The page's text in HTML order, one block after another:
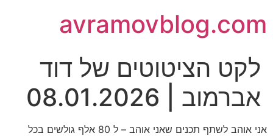
avramovblog.com
לקט הציטוטים של דוד
אברמוב | 08.01.2026
אני אוהב לשתף תכנים שאני אוהב – ל 80 אלף גולשים בכל